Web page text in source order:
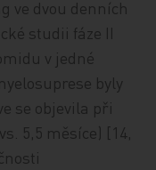
ve dvou denních
studii fáze II
v jedné
byly
se objevila při
5,5 měsíce) [14,